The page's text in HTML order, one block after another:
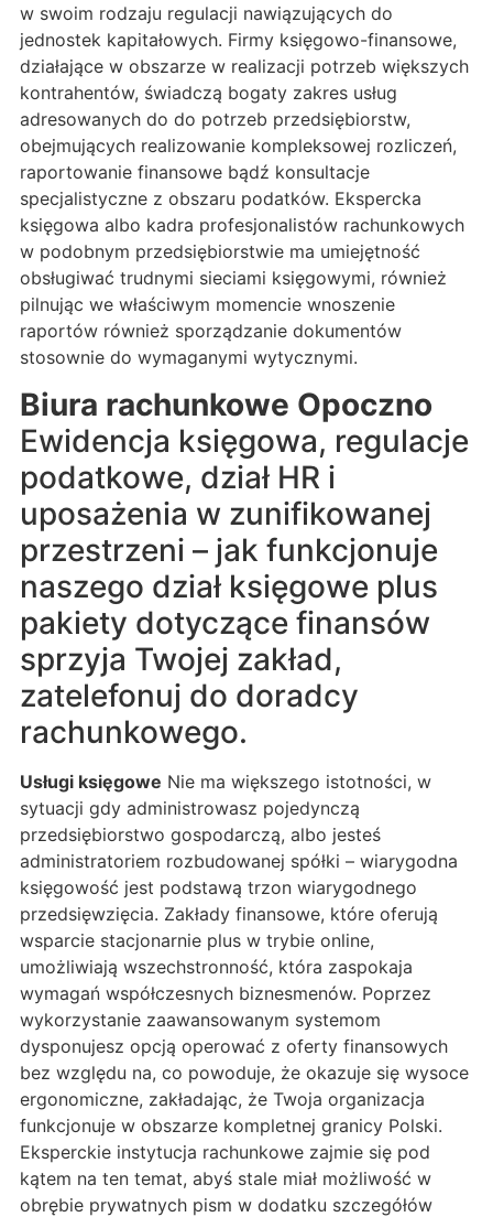
w swoim rodzaju regulacji nawiązujących do
jednostek kapitałowych. Firmy księgowo-finansowe,
działające w obszarze w realizacji potrzeb większych
kontrahentów, świadczą bogaty zakres usług
adresowanych do do potrzeb przedsiębiorstw,
obejmujących realizowanie kompleksowej rozliczeń,
raportowanie finansowe bądź konsultacje
specjalistyczne z obszaru podatków. Ekspercka
księgowa albo kadra profesjonalistów rachunkowych
w podobnym przedsiębiorstwie ma umiejętność
obsługiwać trudnymi sieciami księgowymi, również
pilnując we właściwym momencie wnoszenie
raportów również sporządzanie dokumentów
stosownie do wymaganymi wytycznymi.
Biura rachunkowe Opoczno
Ewidencja księgowa, regulacje
podatkowe, dział HR i
uposażenia w zunifikowanej
przestrzeni – jak funkcjonuje
naszego dział księgowe plus
pakiety dotyczące finansów
sprzyja Twojej zakład,
zatelefonuj do doradcy
rachunkowego.
Usługi księgowe Nie ma większego istotności, w
sytuacji gdy administrowasz pojedynczą
przedsiębiorstwo gospodarczą, albo jesteś
administratoriem rozbudowanej spółki – wiarygodna
księgowość jest podstawą trzon wiarygodnego
przedsięwzięcia. Zakłady finansowe, które oferują
wsparcie stacjonarnie plus w trybie online,
umożliwiają wszechstronność, która zaspokaja
wymagań współczesnych biznesmenów. Poprzez
wykorzystanie zaawansowanym systemom
dysponujesz opcją operować z oferty finansowych
bez względu na, co powoduje, że okazuje się wysoce
ergonomiczne, zakładając, że Twoja organizacja
funkcjonuje w obszarze kompletnej granicy Polski.
Eksperckie instytucja rachunkowe zajmie się pod
kątem na ten temat, abyś stale miał możliwość w
obrębie prywatnych pism w dodatku szczegółów